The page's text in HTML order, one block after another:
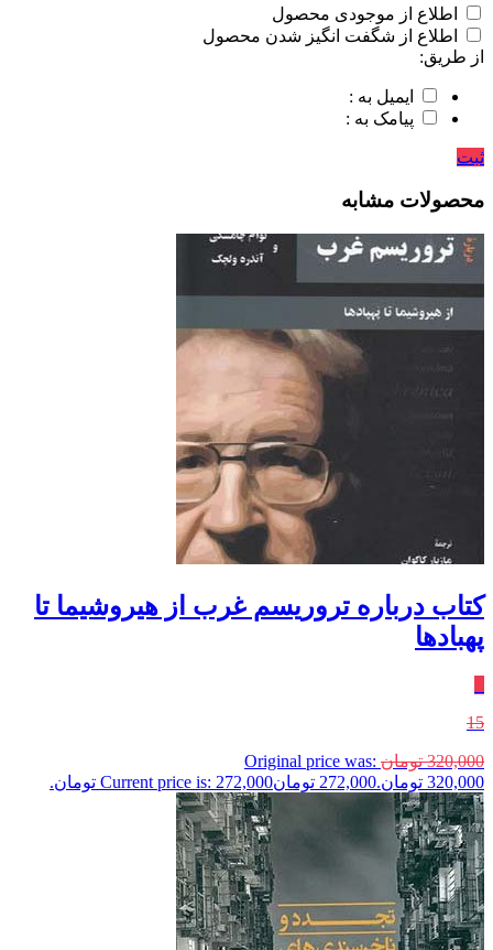
اطلاع از موجودی محصول
اطلاع از شگفت انگیز شدن محصول
از طریق:
ایمیل به :
پیامک به :
ثبت
محصولات مشابه
کتاب درباره تروریسم غرب از هیروشیما تا
پهبادها
15
320,000 تومان Original price was:
320,000 تومان.
272,000 تومانCurrent price is: 272,000 تومان.